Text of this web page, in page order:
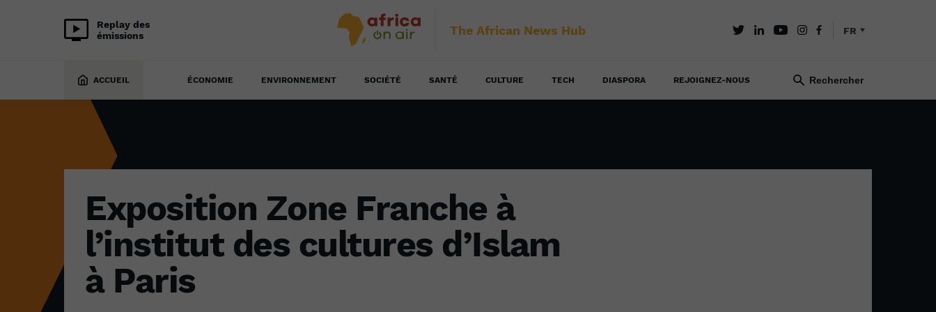
Replay des
émissions
The African News Hub FR
ACCUEIL ÉCONOMIE ENVIRONNEMENT SOCIÉTÉ SANTÉ CULTURE TECH DIASPORA REJOIGNEZ-NOUS
Exposition Zone Franche à
l’institut des cultures d’Islam
à Paris